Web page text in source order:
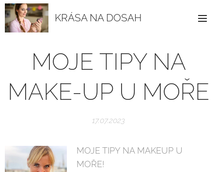
KRÁSA NA DOSAH
MOJE TIPY NA
MAKE-UP U MOŘE
17.07.2023
MOJE TIPY NA MAKEUP U
MOŘE!